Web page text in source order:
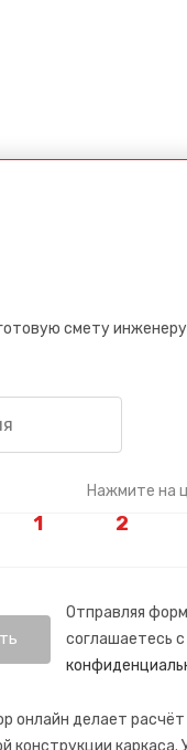
смету
Нажмите на
Отправляя
соглашаетесь с
онлайн делает
конструкции каркаса.